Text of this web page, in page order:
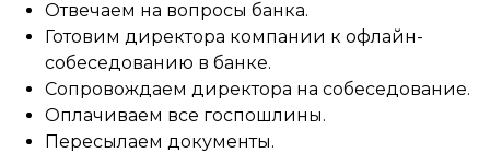
Отвечаем на вопросы банка.
Готовим директора компании к офлайн-
собеседованию в банке.
Сопровождаем директора на собеседование.
Оплачиваем все госпошлины.
Пересылаем документы.